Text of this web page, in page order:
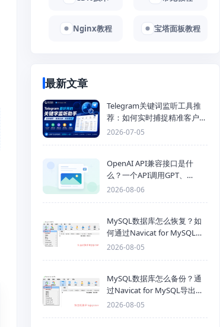
Nginx教程 宝塔面板教程
最新文章
Telegram关键词监听工具推
荐：如何实时捕捉精准客户，
提高获客效率？
2026-07-05
OpenAI API兼容接口是什
么？一个API调用GPT、
Claude、Gemini、DeepSeek
2026-08-06
MySQL数据库怎么恢复？如
何通过Navicat for MySQL导
入SQL备份文件
2026-08-05
MySQL数据库怎么备份？通
过Navicat for MySQL导出
Mysql数据库为SQL格式备份
2026-08-05